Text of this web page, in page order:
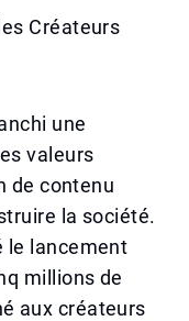
Créateurs
une
valeurs
de contenu
la société.
le lancement
millions de
aux créateurs